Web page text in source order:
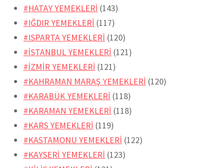
#HATAY YEMEKLERİ (143)
#IĞDIR YEMEKLERİ (117)
#ISPARTA YEMEKLERİ (120)
#İSTANBUL YEMEKLERİ (121)
#İZMİR YEMEKLERİ (121)
#KAHRAMAN MARAŞ YEMEKLERİ (120)
#KARABÜK YEMEKLERİ (118)
#KARAMAN YEMEKLERİ (118)
#KARS YEMEKLERİ (119)
#KASTAMONU YEMEKLERİ (122)
#KAYSERİ YEMEKLERİ (123)